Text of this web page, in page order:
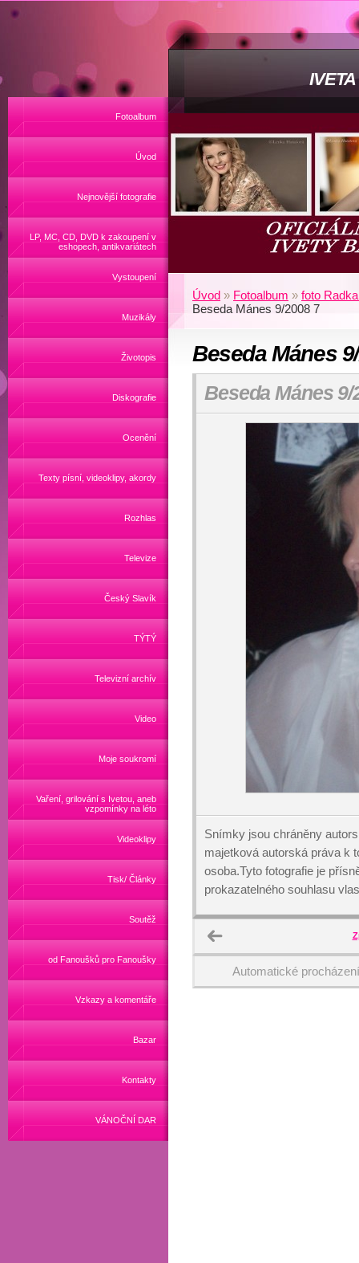
Fotoalbum
Úvod
Nejnovější fotografie
LP, MC, CD, DVD k zakoupení v
eshopech, antikvariátech
Vystoupení
Muzikály
Životopis
Diskografie
Ocenění
Texty písní, videoklipy, akordy
Rozhlas
Televize
Český Slavík
TÝTÝ
Televizní archív
Video
Moje soukromí
Vaření, grilování s Ivetou, aneb
vzpomínky na léto
Videoklipy
Tisk/ Články
Soutěž
od Fanoušků pro Fanoušky
Vzkazy a komentáře
Bazar
Kontakty
VÁNOČNÍ DAR
Úvod » Fotoalbum » foto
Beseda Mánes 9/2008 7
Beseda Mánes
Beseda Mánes 9/
Snímky jsou chráněny
majetková autorská práva k
osoba.Tyto fotografie je
prokazatelného souhlasu
Automatické